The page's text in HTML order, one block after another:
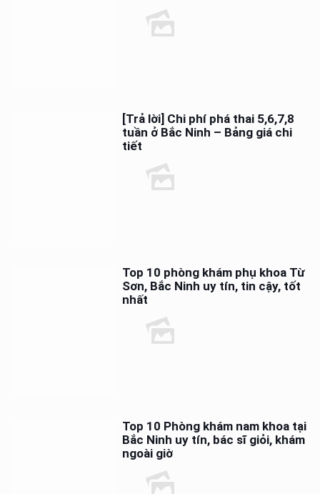
[Trả lời] Chi phí phá thai 5,6,7,8
tuần ở Bắc Ninh – Bảng giá chi
tiết
Top 10 phòng khám phụ khoa Từ
Sơn, Bắc Ninh uy tín, tin cậy, tốt
nhất
Top 10 Phòng khám nam khoa tại
Bắc Ninh uy tín, bác sĩ giỏi, khám
ngoài giờ